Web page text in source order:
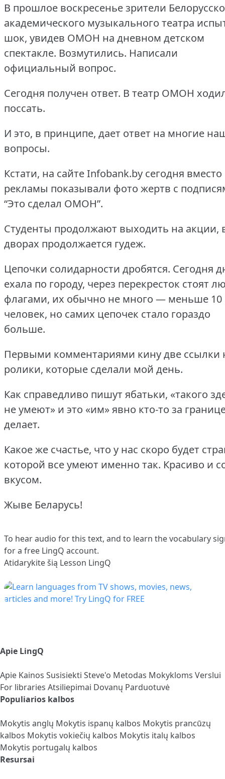
В прошлое воскресенье зрители
академического музыкального театра
шок, увидев ОМОН на дневном детском
спектакле. Возмутились. Написали
официальный вопрос.
Сегодня получен ответ. В театр ОМОН
поссать.
И это, в принципе, дает ответ на многие
вопросы.
Кстати, на сайте Infobank.by сегодня вместо
рекламы показывали фото жертв с
“Это сделал ОМОН”.
Студенты продолжают выходить на акции,
дворах продолжается гудеж.
Цепочки солидарности дробятся. Сегодня
ехала по городу, через перекресток стоят
флагами, их обычно не много — меньше 10
человек, но самих цепочек стало гораздо
больше.
Первыми комментариями кину две ссылки
ролики, которые сделали мой день.
Как справедливо пишут ябатьки, «такого
не умеют» и это «им» явно кто-то за
делает.
Какое же счастье, что у нас скоро будет
которой все умеют именно так. Красиво и
вкусом.
Жыве Беларусь!
To hear audio for this text, and to learn the vocabulary
for a free LingQ account.
Atidarykite šią Lesson LingQ
Apie LingQ
Apie Kainos Susisiekti Steve'o Metodas Mokykloms Verslui
For libraries Atsiliepimai Dovanų Parduotuvė
Populiarios kalbos
Mokytis anglų Mokytis ispanų kalbos Mokytis prancūzų
kalbos Mokytis vokiečių kalbos Mokytis italų kalbos
Mokytis portugalų kalbos
Resursai